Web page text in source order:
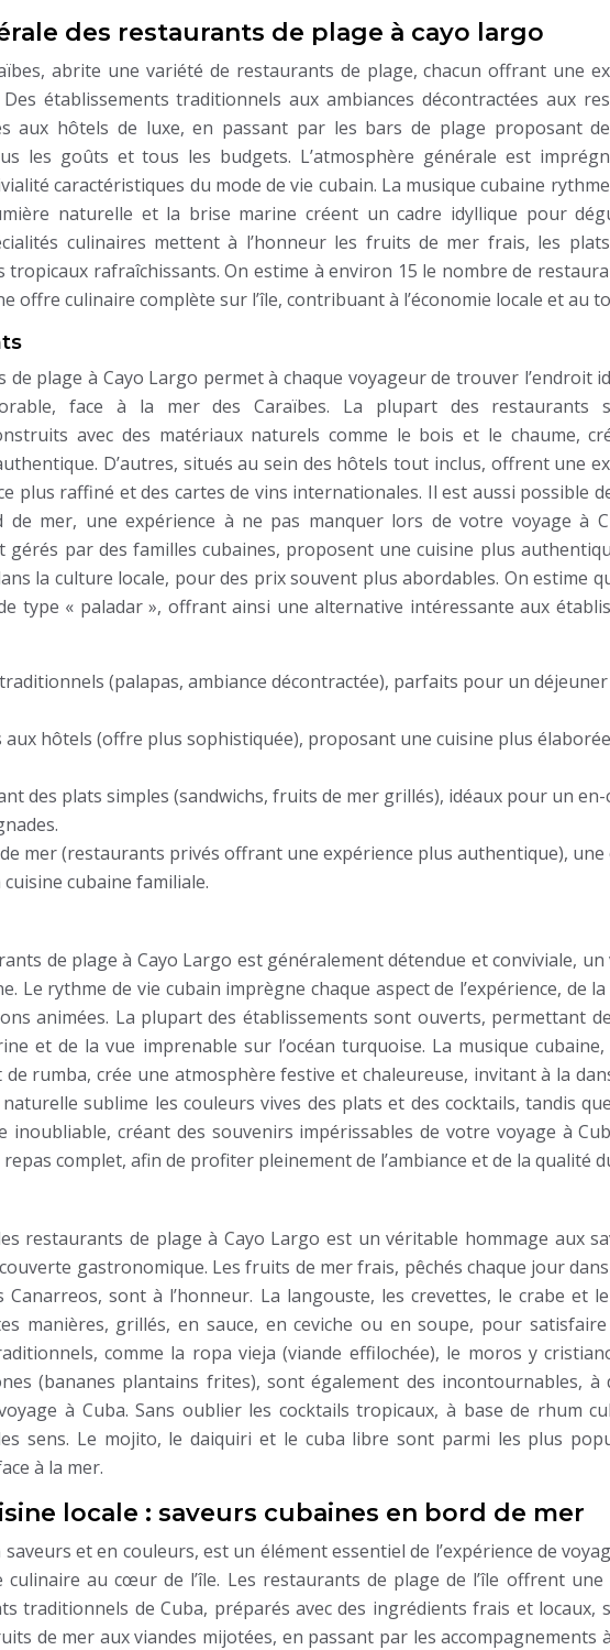
des restaurants de plage à cayo largo
abrite une variété de restaurants de plage, chacun offrant une
établissements traditionnels aux ambiances décontractées aux
aux hôtels de luxe, en passant par les bars de plage proposant
les goûts et tous les budgets. L’atmosphère générale est
caractéristiques du mode de vie cubain. La musique cubaine
naturelle et la brise marine créent un cadre idyllique pour
culinaires mettent à l’honneur les fruits de mer frais, les
rafraîchissants. On estime à environ 15 le nombre de
offre culinaire complète sur l’île, contribuant à l’économie locale et au
de plage à Cayo Largo permet à chaque voyageur de trouver l’endroit
face à la mer des Caraïbes. La plupart des restaurants
avec des matériaux naturels comme le bois et le chaume,
D’autres, situés au sein des hôtels tout inclus, offrent une
plus raffiné et des cartes de vins internationales. Il est aussi possible
de mer, une expérience à ne pas manquer lors de votre voyage à
gérés par des familles cubaines, proposent une cuisine plus
la culture locale, pour des prix souvent plus abordables. On estime
type « paladar », offrant ainsi une alternative intéressante aux
(palapas, ambiance décontractée), parfaits pour un déjeuner
hôtels (offre plus sophistiquée), proposant une cuisine plus
des plats simples (sandwichs, fruits de mer grillés), idéaux pour un en-
mer (restaurants privés offrant une expérience plus authentique), une
cubaine familiale.
de plage à Cayo Largo est généralement détendue et conviviale,
Le rythme de vie cubain imprègne chaque aspect de l’expérience, de
animées. La plupart des établissements sont ouverts, permettant
et de la vue imprenable sur l’océan turquoise. La musique cubaine,
de rumba, crée une atmosphère festive et chaleureuse, invitant à la
sublime les couleurs vives des plats et des cocktails, tandis
inoubliable, créant des souvenirs impérissables de votre voyage à
complet, afin de profiter pleinement de l’ambiance et de la qualité
restaurants de plage à Cayo Largo est un véritable hommage aux
gastronomique. Les fruits de mer frais, pêchés chaque jour
Canarreos, sont à l’honneur. La langouste, les crevettes, le crabe et
manières, grillés, en sauce, en ceviche ou en soupe, pour
comme la ropa vieja (viande effilochée), le moros y
(bananes plantains frites), sont également des incontournables, à
à Cuba. Sans oublier les cocktails tropicaux, à base de rhum
sens. Le mojito, le daiquiri et le cuba libre sont parmi les plus
à la mer.
locale : saveurs cubaines en bord de mer
et en couleurs, est un élément essentiel de l’expérience de
au cœur de l’île. Les restaurants de plage de l’île offrent une
traditionnels de Cuba, préparés avec des ingrédients frais et locaux,
de mer aux viandes mijotées, en passant par les accompagnements